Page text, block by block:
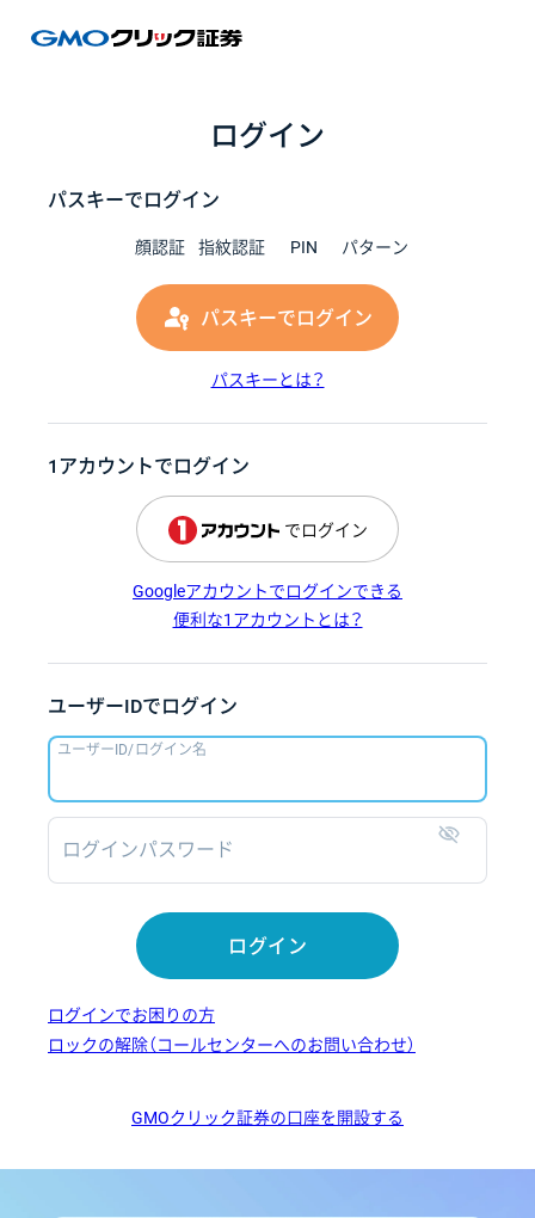
ログイン
パスキーでログイン
顔認証 指紋認証 PIN パターン
パスキーでログイン
パスキーとは？
1アカウントでログイン
でログイン
Googleアカウントでログインできる
便利な1アカウントとは？
ユーザーIDでログイン
ユーザーID/ログイン名
ログインパスワード
ログイン
ログインでお困りの方
ロックの解除（コールセンターへのお問い合わせ）
GMOクリック証券の口座を開設する